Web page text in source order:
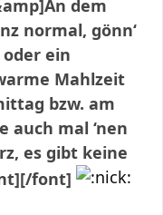
dem
normal, gönn‘
ein
Mahlzeit
bzw. am
auch mal ‘nen
es gibt keine
font]